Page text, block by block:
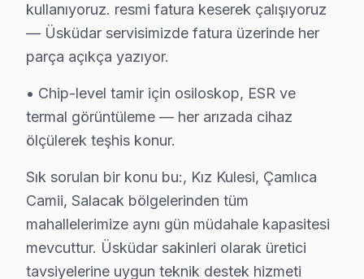
Sultantepe Hi-Level Servis
Sultantepe'de Hi-Level TV ekran değişimi gerekebilir
Hi-Level Panel Değişimi →
Ünalan Hi-Level Servis
Ünalan'de Hi-Level TV ekranında çizgi, donma ya da ses
Hi-Level Panel Değişimi →
Valide-i Atik Hi-Level Servis
Üsküdar genelinde Valide-i Atik bölgesinde Hi-Level TV
Üsküdar Hi-Level Servis →
Yavuztürk Hi-Level Servis
kullanıyoruz. resmi fatura keserek çalışıyoruz
— Üsküdar servisimizde fatura üzerinde her
parça açıkça yazıyor.
• Chip-level tamir için osiloskop, ESR ve
termal görüntüleme — her arızada cihaz
ölçülerek teşhis konur.
Sık sorulan bir konu bu:, Kız Kulesi, Çamlıca
Camii, Salacak bölgelerinden tüm
mahallelerimize aynı gün müdahale kapasitesi
mevcuttur. Üsküdar sakinleri olarak üretici
tavsiyelerine uygun teknik destek hizmeti